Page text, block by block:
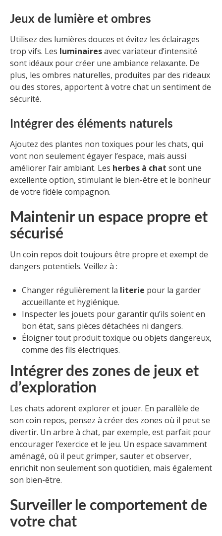
Jeux de lumière et ombres
Utilisez des lumières douces et évitez les éclairages
trop vifs. Les luminairesavec variateur d’intensité
sont idéaux pour créer une ambiance relaxante. De
plus, les ombres naturelles, produites par des rideaux
ou des stores, apportent à votre chat un sentiment de
sécurité.
Intégrer des éléments naturels
Ajoutez des plantes non toxiques pour les chats, qui
vont non seulement égayer l’espace, mais aussi
améliorer l’air ambiant. Les herbes à chat sont une
excellente option, stimulant le bien-être et le bonheur
de votre fidèle compagnon.
Maintenir un espace propre et
sécurisé
Un coin repos doit toujours être propre et exempt de
dangers potentiels. Veillez à :
Changer régulièrement la literie pour la garder
accueillante et hygiénique.
Inspecter les jouets pour garantir qu’ils soient en
bon état, sans pièces détachées ni dangers.
Éloigner tout produit toxique ou objets dangereux,
comme des fils électriques.
Intégrer des zones de jeux et
d’exploration
Les chats adorent explorer et jouer. En parallèle de
son coin repos, pensez à créer des zones où il peut se
divertir. Un arbre à chat, par exemple, est parfait pour
encourager l’exercice et le jeu. Un espace savamment
aménagé, où il peut grimper, sauter et observer,
enrichit non seulement son quotidien, mais également
son bien-être.
Surveiller le comportement de
votre chat